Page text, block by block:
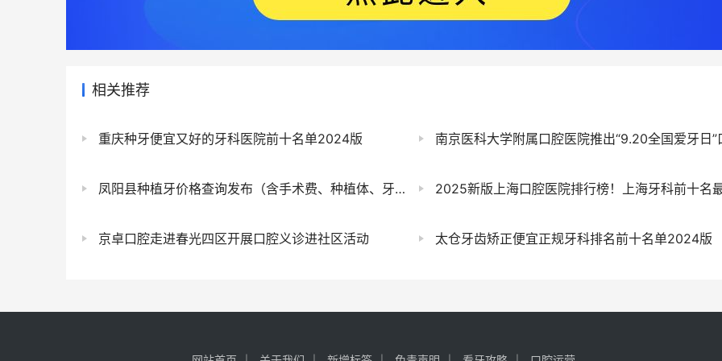
相关推荐
重庆种牙便宜又好的牙科医院前十名单2024版 南京医科大学附属口腔医院推出“9.20全国爱牙日”口腔健康宣传系列
凤阳县种植牙价格查询发布（含手术费、种植体、牙冠） 2025新版上海口腔医院排行榜！上海牙科前十名最新排名合集汇总含优势项
京卓口腔走进春光四区开展口腔义诊进社区活动 太仓牙齿矫正便宜正规牙科排名前十名单2024版